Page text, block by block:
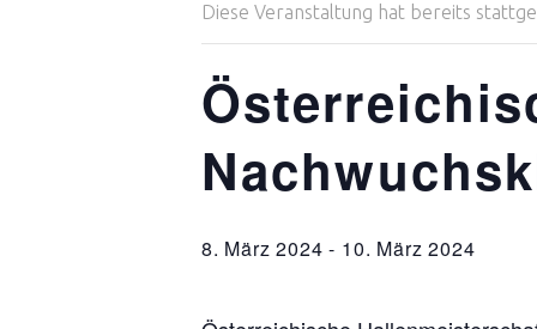
Diese Veranstaltung hat bereits
8. März 2024 - 10. März 2024